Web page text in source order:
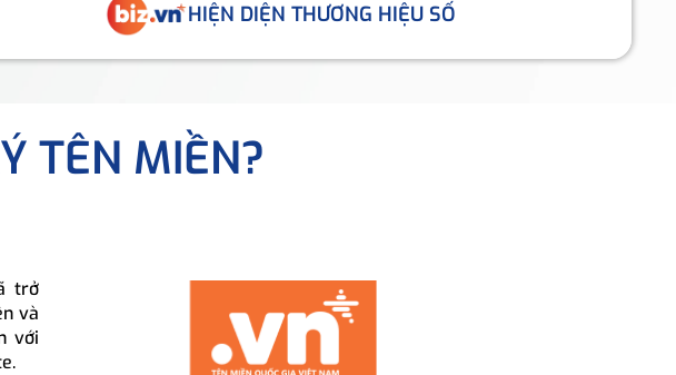
HIỆN DIỆN THƯƠNG HIỆU SỐ
TÊN MIỀN?
trở
và
với